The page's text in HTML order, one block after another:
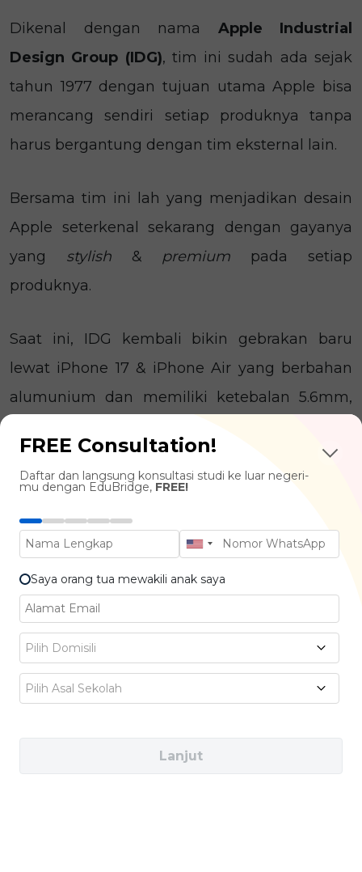
Dikenal dengan nama Apple Industrial
Design Group (IDG), tim ini sudah ada sejak
tahun 1977 dengan tujuan utama Apple bisa
merancang sendiri setiap produknya tanpa
harus bergantung dengan tim eksternal lain.
Bersama tim ini lah yang menjadikan desain
Apple seterkenal sekarang dengan gayanya
yang stylish& premium pada setiap
produknya.
Saat ini, IDG kembali bikin gebrakan baru
lewat iPhone 17 & iPhone Air yang berbahan
alumunium dan memiliki ketebalan 5.6mm,
pernah diproduksi!
DESIGN?
kamu cara merancang produk fisik yang
bukan cumaaesthetic, tapi juga fungsional,
FREE Consultation!
Daftar dan langsung konsultasi studi ke luar negeri-
mu dengan EduBridge, FREE!
Saya orang tua mewakili anak saya
Pilih Domisili
Pilih Asal Sekolah
Lanjut